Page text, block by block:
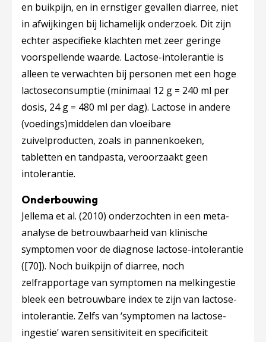
en buikpijn, en in ernstiger gevallen diarree, niet
in afwijkingen bij lichamelijk onderzoek. Dit zijn
echter aspecifieke klachten met zeer geringe
voorspellende waarde. Lactose-intolerantie is
alleen te verwachten bij personen met een hoge
lactoseconsumptie (minimaal 12 g = 240 ml per
dosis, 24 g = 480 ml per dag). Lactose in andere
(voedings)middelen dan vloeibare
zuivelproducten, zoals in pannenkoeken,
tabletten en tandpasta, veroorzaakt geen
intolerantie.
Onderbouwing
Jellema et al. (2010) onderzochten in een meta-
analyse de betrouwbaarheid van klinische
symptomen voor de diagnose lactose-intolerantie
([70]). Noch buikpijn of diarree, noch
zelfrapportage van symptomen na melkingestie
bleek een betrouwbare index te zijn van lactose-
intolerantie. Zelfs van ‘symptomen na lactose-
ingestie’ waren sensitiviteit en specificiteit